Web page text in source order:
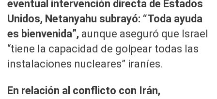
eventual intervención directa de Estados
Unidos, Netanyahu subrayó: “Toda ayuda
es bienvenida”, aunque aseguró que Israel
“tiene la capacidad de golpear todas las
instalaciones nucleares” iraníes.
En relación al conflicto con Irán,